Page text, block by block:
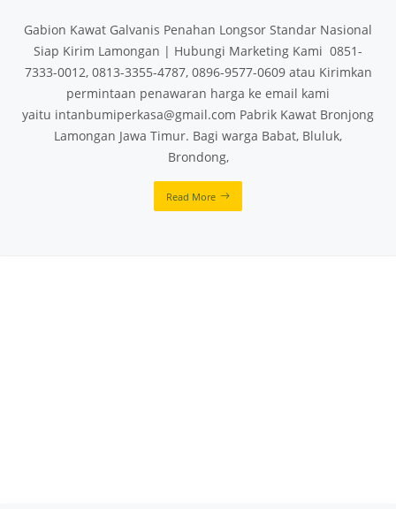
Gabion Kawat Galvanis Penahan Longsor Standar Nasional
Siap Kirim Lamongan | Hubungi Marketing Kami 0851-
7333-0012, 0813-3355-4787, 0896-9577-0609 atau Kirimkan
permintaan penawaran harga ke email kami
yaitu intanbumiperkasa@gmail.com Pabrik Kawat Bronjong
Lamongan Jawa Timur. Bagi warga Babat, Bluluk,
Brondong,
Read More